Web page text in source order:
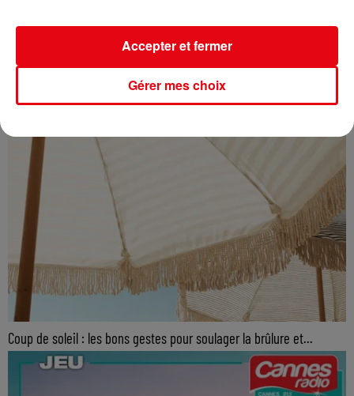
Coup de soleil : les bons gestes pour soulager la brûlure et...
Gérer mes choix
Accepter et fermer